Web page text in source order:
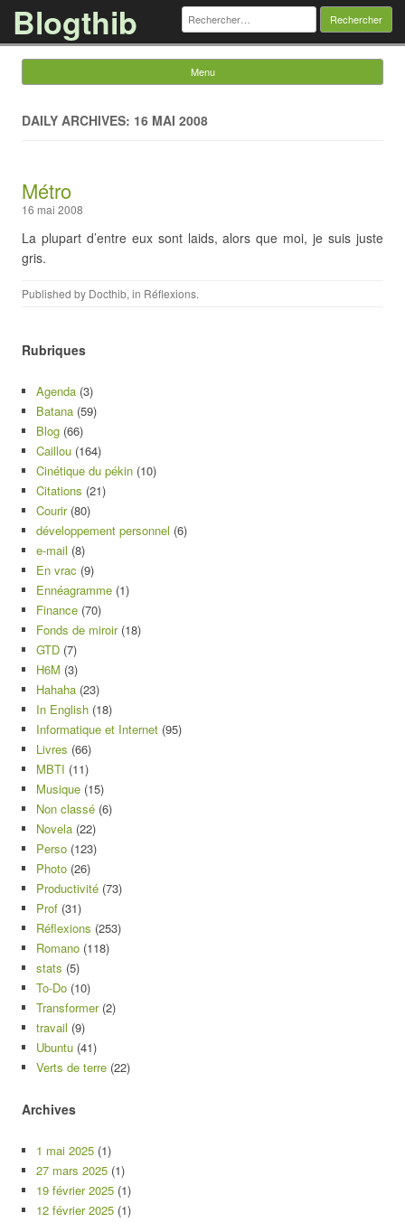
Blogthib Rechercher :
Menu
DAILY ARCHIVES: 16 MAI 2008
Métro
16 mai 2008
La plupart d’entre eux sont laids, alors que moi, je suis juste
gris.
Published by Docthib, in Réflexions.
Rubriques
Agenda (3)
Batana (59)
Blog (66)
Caillou (164)
Cinétique du pékin (10)
Citations (21)
Courir(80)
développement personnel (6)
e-mail (8)
En vrac (9)
Ennéagramme (1)
Finance (70)
Fonds de miroir(18)
GTD (7)
H6M (3)
Hahaha (23)
In English (18)
Informatique et Internet (95)
Livres (66)
MBTI (11)
Musique (15)
Non classé (6)
Novela (22)
Perso (123)
Photo (26)
Productivité (73)
Prof (31)
Réflexions (253)
Romano (118)
stats (5)
To-Do (10)
Transformer(2)
travail (9)
Ubuntu (41)
Verts de terre (22)
Archives
1 mai 2025 (1)
27 mars 2025 (1)
19 février 2025 (1)
12 février 2025 (1)